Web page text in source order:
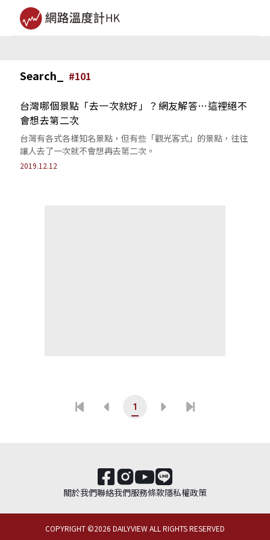
Search_ #101
台灣哪個景點「去一次就好」？網友解答…這裡絕不
會想去第二次
台灣有各式各樣知名景點，但有些「觀光客式」的景點，往往
讓人去了一次就不會想再去第二次。
2019.12.12
1
關於我們聯絡我們服務條款隱私權政策
COPYRIGHT ©2026 DAILYVIEW ALL RIGHTS RESERVED